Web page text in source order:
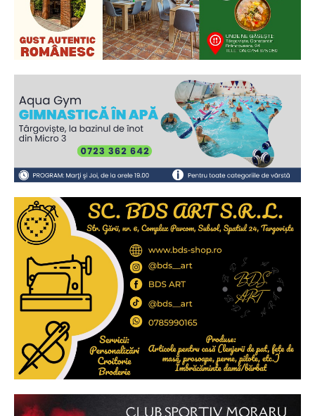
Ionuț Parghel
2de 2